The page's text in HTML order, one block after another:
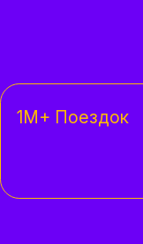
1M+ Поездок